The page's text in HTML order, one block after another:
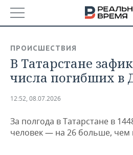
БАШКОРТОСТАН
ТАТАРСТАН
НОВОСТИ
АНАЛИТИКА
ДЕКЛАРАЦИИ О ДОХОДАХ
НОВОСТИ ЭКОНОМИКИ
ПРОМЫШЛЕННОСТЬ
ПРОИСШЕСТВИЯ
В Татарстане
числа погибших в
12:52, 08.07.2026
За полгода в Татарстане в
человек — на 26 больше, чем